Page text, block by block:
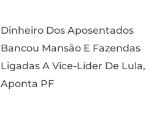
Dinheiro Dos Aposentados
Bancou Mansão E Fazendas
Ligadas A Vice-Líder De Lula,
Aponta PF